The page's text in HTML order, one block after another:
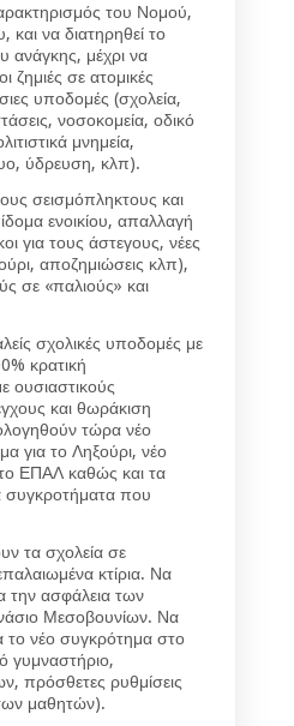
του Νομού,
να διατηρηθεί το
ανάγκης, μέχρι να
ζημιές σε ατομικές
υποδομές (σχολεία,
νοσοκομεία, οδικό
μνημεία,
ύδρευση, κλπ).
σεισμόπληκτους και
ενοικίου, απαλλαγή
για τους άστεγους, νέες
αποζημιώσεις κλπ),
σε «παλιούς» και
σχολικές υποδομές με
κρατική
ουσιαστικούς
και θωράκιση
τώρα νέο
για το Ληξούρι, νέο
ΕΠΑΛ καθώς και τα
συγκροτήματα που
τα σχολεία σε
κτίρια. Να
την ασφάλεια των
Μεσοβουνίων. Να
το νέο συγκρότημα στο
γυμναστήριο,
πρόσθετες ρυθμίσεις
μαθητών).